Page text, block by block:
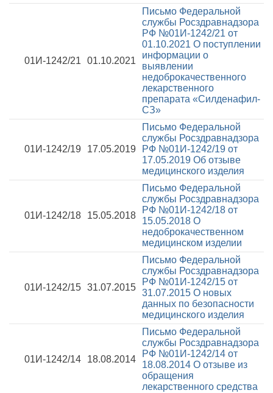
01И-1242/21 01.10.2021
Письмо Федеральной
службы Росздравнадзора
РФ №01И-1242/21 от
01.10.2021 О поступлении
информации о
выявлении
недоброкачественного
лекарственного
препарата «Силденафил-
СЗ»
01И-1242/19 17.05.2019
Письмо Федеральной
службы Росздравнадзора
РФ №01И-1242/19 от
17.05.2019 Об отзыве
медицинского изделия
01И-1242/18 15.05.2018
Письмо Федеральной
службы Росздравнадзора
РФ №01И-1242/18 от
15.05.2018 О
недоброкачественном
медицинском изделии
01И-1242/15 31.07.2015
Письмо Федеральной
службы Росздравнадзора
РФ №01И-1242/15 от
31.07.2015 О новых
данных по безопасности
медицинского изделия
01И-1242/14 18.08.2014
Письмо Федеральной
службы Росздравнадзора
РФ №01И-1242/14 от
18.08.2014 О отзыве из
обращения
лекарственного средства